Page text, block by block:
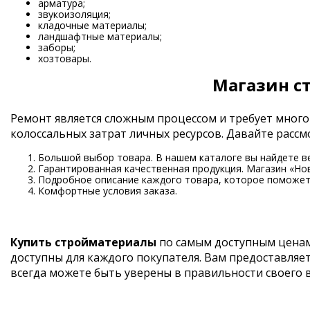
арматура;
звукоизоляция;
кладочные материалы;
ландшафтные материалы;
заборы;
хозтовары.
Магазин
Ремонт является сложным процессом и требует
колоссальных затрат личных ресурсов. Давайте
Большой выбор товара. В нашем каталоге вы найдете
Гарантированная качественная продукция. Магазин
Подробное описание каждого товара, которое
Комфортные условия заказа.
Купить стройматериалы по самым доступным
доступны для каждого покупателя. Вам
всегда можете быть уверены в правильности своего